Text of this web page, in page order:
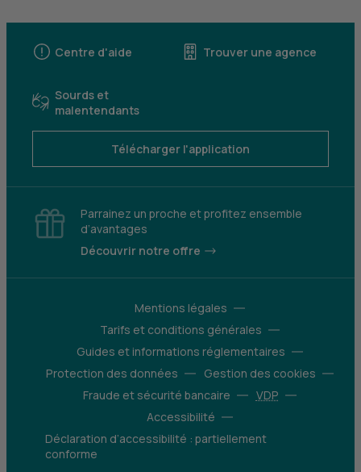
Centre d'aide Trouver une agence
Sourds et
malentendants
Télécharger l'application
Parrainez un proche et profitez ensemble
d’avantages
Découvrir notre offre
Mentions légales
Tarifs et conditions générales
Guides et informations réglementaires
Protection des données
Gestion des cookies
Fraude et sécurité bancaire
VDP
Accessibilité
Déclaration d’accessibilité : partiellement
conforme